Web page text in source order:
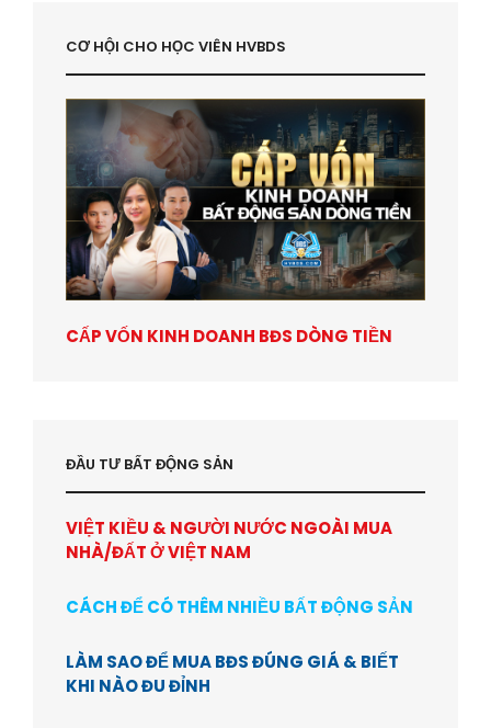
CƠ HỘI CHO HỌC VIÊN HVBDS
CẤP VỐN KINH DOANH BĐS DÒNG TIỀN
ĐẦU TƯ BẤT ĐỘNG SẢN
VIỆT KIỀU & NGƯỜI NƯỚC NGOÀI MUA
NHÀ/ĐẤT Ở VIỆT NAM
CÁCH ĐỂ CÓ THÊM NHIỀU BẤT ĐỘNG SẢN
LÀM SAO ĐỂ MUA BĐS ĐÚNG GIÁ & BIẾT
KHI NÀO ĐU ĐỈNH